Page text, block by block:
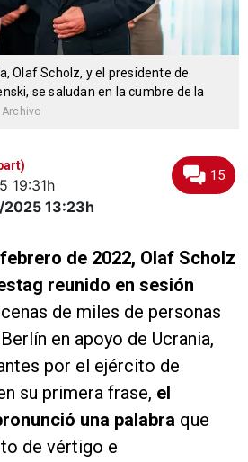
Olaf Scholz, y el presidente de
se saludan en la cumbre de la
Archivo
19:31h
2025 13:23h
15
de 2022, Olaf Scholz
reunido en sesión
de miles de personas
en apoyo de Ucrania,
por el ejército de
su primera frase, el
una palabra que
de vértigo e